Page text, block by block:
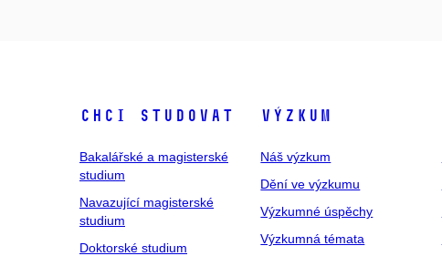
Chci studovat
Bakalářské a magisterské
studium
Navazující magisterské
studium
Doktorské studium
Výzkum
Náš výzkum
Dění ve výzkumu
Výzkumné úspěchy
Výzkumná témata